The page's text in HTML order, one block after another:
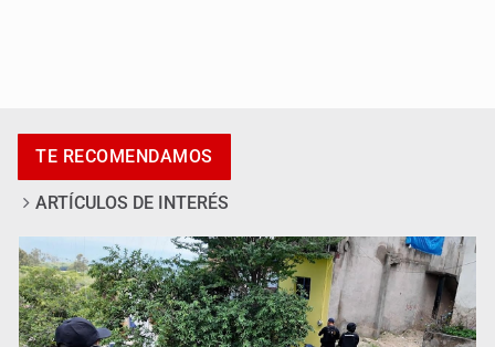
afirma Lazos de Amor
TE RECOMENDAMOS
ARTÍCULOS DE INTERÉS